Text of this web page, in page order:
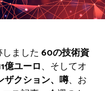
ました60の技術資
億ユーロ、そしてオ
ザクション、噂、お